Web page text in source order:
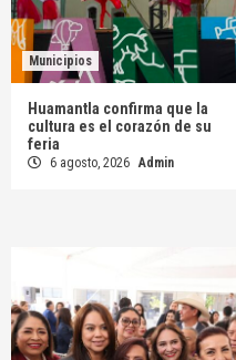
Municipios
Huamantla confirma que la
cultura es el corazón de su
feria
6 agosto, 2026 Admin